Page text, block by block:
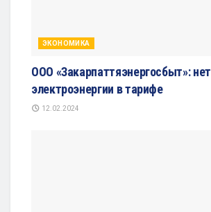
ЭКОНОМИКА
ООО «Закарпаттяэнергосбыт»: нет
электроэнергии в тарифе
12.02.2024